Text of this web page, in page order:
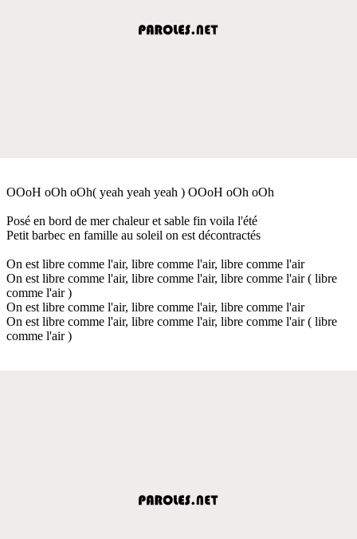
OOoH oOh oOh( yeah yeah yeah ) OOoH oOh oOh
Posé en bord de mer chaleur et sable fin voila l'été
Petit barbec en famille au soleil on est décontractés
On est libre comme l'air, libre comme l'air, libre comme l'air
On est libre comme l'air, libre comme l'air, libre comme l'air ( libre
comme l'air )
On est libre comme l'air, libre comme l'air, libre comme l'air
On est libre comme l'air, libre comme l'air, libre comme l'air ( libre
comme l'air )